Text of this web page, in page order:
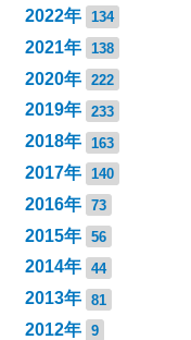
2022年 134
2021年 138
2020年 222
2019年 233
2018年 163
2017年 140
2016年 73
2015年 56
2014年 44
2013年 81
2012年 9